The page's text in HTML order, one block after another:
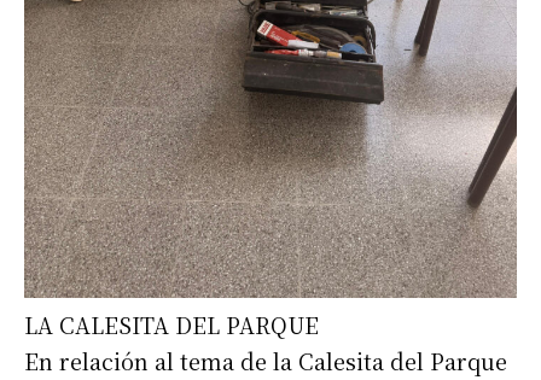
LA CALESITA DEL PARQUE
En relación al tema de la Calesita del Parque